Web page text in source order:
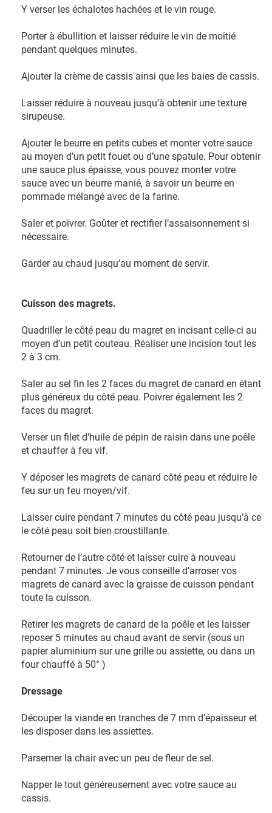
Y verser les échalotes hachées et le vin rouge.
Porter à ébullition et laisser réduire le vin de moitié
pendant quelques minutes.
Ajouter la crème de cassis ainsi que les baies de cassis.
Laisser réduire à nouveau jusqu’à obtenir une texture
sirupeuse.
Ajouter le beurre en petits cubes et monter votre sauce
au moyen d’un petit fouet ou d’une spatule. Pour obtenir
une sauce plus épaisse, vous pouvez monter votre
sauce avec un beurre manié, à savoir un beurre en
pommade mélangé avec de la farine.
Saler et poivrer. Goûter et rectifier l’assaisonnement si
nécessaire.
Garder au chaud jusqu’au moment de servir.
Cuisson des magrets.
Quadriller le côté peau du magret en incisant celle-ci au
moyen d’un petit couteau. Réaliser une incision tout les
2 à 3 cm.
Saler au sel fin les 2 faces du magret de canard en étant
plus généreux du côté peau. Poivrer également les 2
faces du magret.
Verser un filet d’huile de pépin de raisin dans une poêle
et chauffer à feu vif.
Y déposer les magrets de canard côté peau et réduire le
feu sur un feu moyen/vif.
Laisser cuire pendant 7 minutes du côté peau jusqu’à ce
le côté peau soit bien croustillante.
Retourner de l’autre côté et laisser cuire à nouveau
pendant 7 minutes. Je vous conseille d’arroser vos
magrets de canard avec la graisse de cuisson pendant
toute la cuisson.
Retirer les magrets de canard de la poêle et les laisser
reposer 5 minutes au chaud avant de servir (sous un
papier aluminium sur une grille ou assiette, ou dans un
four chauffé à 50° )
Dressage
Découper la viande en tranches de 7 mm d’épaisseur et
les disposer dans les assiettes.
Parsemer la chair avec un peu de fleur de sel.
Napper le tout généreusement avec votre sauce au
cassis.